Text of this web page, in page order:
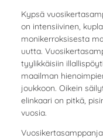
Kypsä
on intensiivinen,
monikerroksisesta
uutta.
tyylikkäisiin
maailman
joukkoon. Oikein
elinkaari on pitkä,
vuosia.